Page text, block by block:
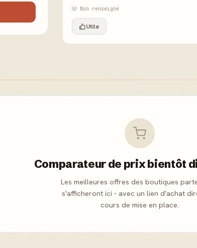
🎲 Non renseigné
Utile
Comparateur de prix bientôt
Les meilleures offres des boutiques
s'afficheront ici - avec un lien d'achat
cours de mise en place.